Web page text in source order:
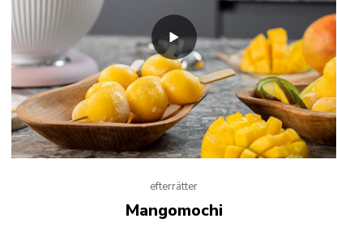
efterrätter
Mangomochi